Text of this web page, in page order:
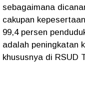
sebagaimana
cakupan
99,4 persen
adalah peningkatan
khususnya di RSUD